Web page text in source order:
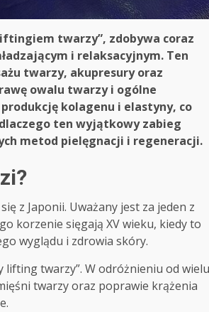
twarzy”, zdobywa coraz
i relaksacyjnym. Ten
twarzy, akupresury oraz
owalu twarzy i ogólne
kolagenu i elastyny, co
ten wyjątkowy zabieg
metod pielęgnacji i regeneracji.
z Japonii. Uważany jest za jeden z
korzenie sięgają XV wieku, kiedy to
wyglądu i zdrowia skóry.
lifting twarzy”. W odróżnieniu od wielu
twarzy oraz poprawie krążenia